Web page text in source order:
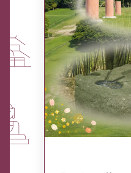
ふるさと納税なら、奈良